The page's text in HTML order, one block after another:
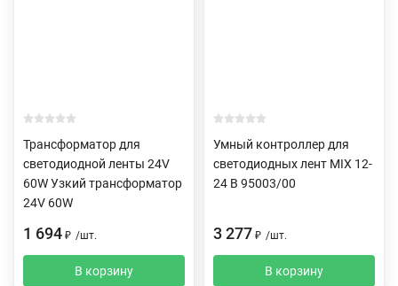
Трансформатор для
светодиодной ленты 24V
60W Узкий трансформатор
24V 60W
1 694 ₽ /шт.
В корзину
Умный контроллер для
светодиодных лент MIX 12-
24 В 95003/00
3 277 ₽ /шт.
В корзину